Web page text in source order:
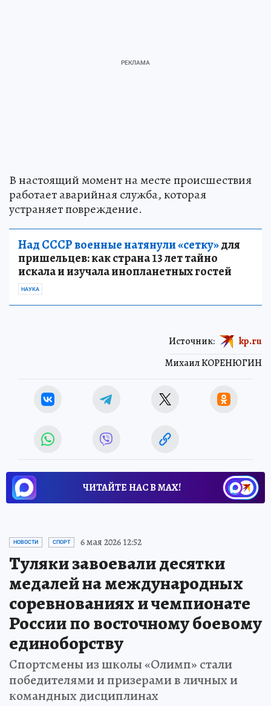
В настоящий момент на месте происшествия
работает аварийная служба, которая
устраняет повреждение.
Над СССР военные натянули «сетку»для
пришельцев: как страна 13 лет тайно
искала и изучала инопланетных гостей
НАУКА
Михаил КОРЕНЮГИН
Источник: kp.ru
ЧИТАЙТЕ НАС В МАХ!
НОВОСТИ СПОРТ 6 мая 2026 12:52
Туляки завоевали десятки
медалей на международных
соревнованиях и чемпионате
России по восточному боевому
единоборству
Спортсмены из школы «Олимп» стали
победителями и призерами в личных и
командных дисциплинах